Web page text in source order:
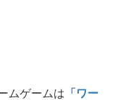
ムゲームは 「ワー